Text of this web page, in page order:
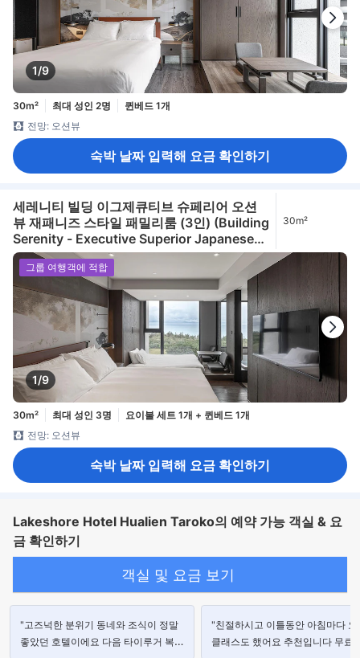
1/9
30m² 최대 성인 2명
퀸베드 1개
전망: 오션뷰
숙박 날짜 입력해 요금 확인하기
세레니티 빌딩 이그제큐티브 슈페리어 오션
뷰 재패니즈 스타일 패밀리룸 (3인) (Building
Serenity - Executive Superior Japanese
Family Room with Ocean View for 3
People)
30m²
1/9
그룹 여행객에 적합
30m² 최대 성인 3명
요이불 세트 1개 + 퀸베드 1개
전망: 오션뷰
숙박 날짜 입력해 요금 확인하기
Lakeshore Hotel Hualien Taroko의 예약 가능 객실 & 요
금 확인하기
객실 및 요금 보기
"고즈넉한 분위기 동네와 조식이 정말
좋았던 호텔이에요 다음 타이루거 복구
"친절하시고 이틀동안 아침마다 요
클래스도 했어요 추천입니다 무료